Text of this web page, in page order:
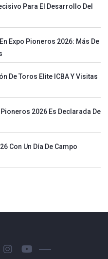
Para El Desarrollo Del
Expo Pioneros 2026: Más De
De Toros Elite ICBA Y Visitas
2026 Es Declarada De
Con Un Día De Campo